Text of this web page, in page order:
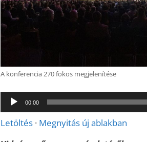
A konferencia 270 fokos megjelenítése
00:00
Letöltés · Megnyitás új ablakban